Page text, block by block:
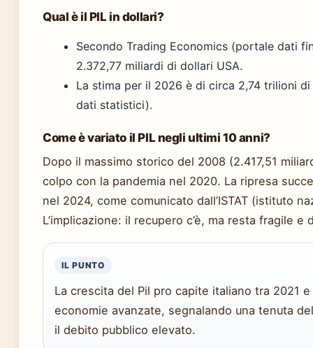
Qual è il PIL in dollari?
Secondo Trading Economics (portale dati
2.372,77 miliardi di dollari USA.
La stima per il 2026 è di circa 2,74 trilioni
dati statistici).
Come è variato il PIL negli ultimi 10 anni?
Dopo il massimo storico del 2008 (2.417,51
colpo con la pandemia nel 2020. La ripresa
nel 2024, come comunicato dall’ISTAT (istituto
L’implicazione: il recupero c’è, ma resta fragile
IL PUNTO
La crescita del Pil pro capite italiano tra 2021
economie avanzate, segnalando una tenuta
il debito pubblico elevato.